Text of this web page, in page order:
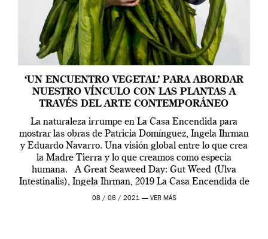
‘UN ENCUENTRO VEGETAL’ PARA ABORDAR
NUESTRO VÍNCULO CON LAS PLANTAS A
TRAVÉS DEL ARTE CONTEMPORÁNEO
La naturaleza irrumpe en La Casa Encendida para
mostrar las obras de Patricia Domínguez, Ingela Ihrman
y Eduardo Navarro. Una visión global entre lo que crea
la Madre Tierra y lo que creamos como especia
humana. A Great Seaweed Day: Gut Weed (Ulva
Intestinalis), Ingela Ihrman, 2019 La Casa Encendida de
Madrid y la Wellcome […]
08 / 06 / 2021 — VER MÁS